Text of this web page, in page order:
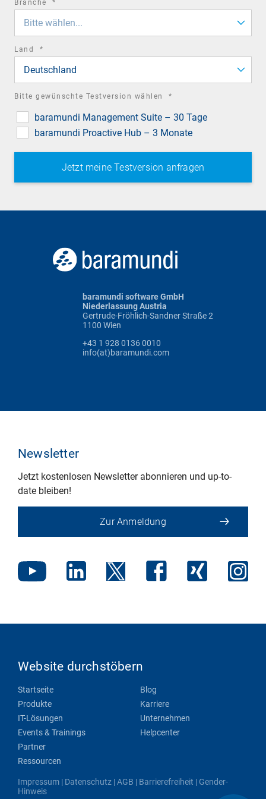
Branche *
Bitte wählen...
Land *
Deutschland
Bitte gewünschte Testversion wählen *
baramundi Management Suite – 30 Tage
baramundi Proactive Hub – 3 Monate
baramundi software GmbH
Niederlassung Austria
Gertrude-Fröhlich-Sandner Straße 2
1100 Wien
+43 1 928 0136 0010
info(at)baramundi.com
Newsletter
Jetzt kostenlosen Newsletter abonnieren und up-to-
date bleiben!
Zur Anmeldung
Website durchstöbern
Startseite
Produkte
IT-Lösungen
Events & Trainings
Partner
Ressourcen
Blog
Karriere
Unternehmen
Helpcenter
Impressum | Datenschutz |AGB | Barrierefreiheit | Gender-
Hinweis